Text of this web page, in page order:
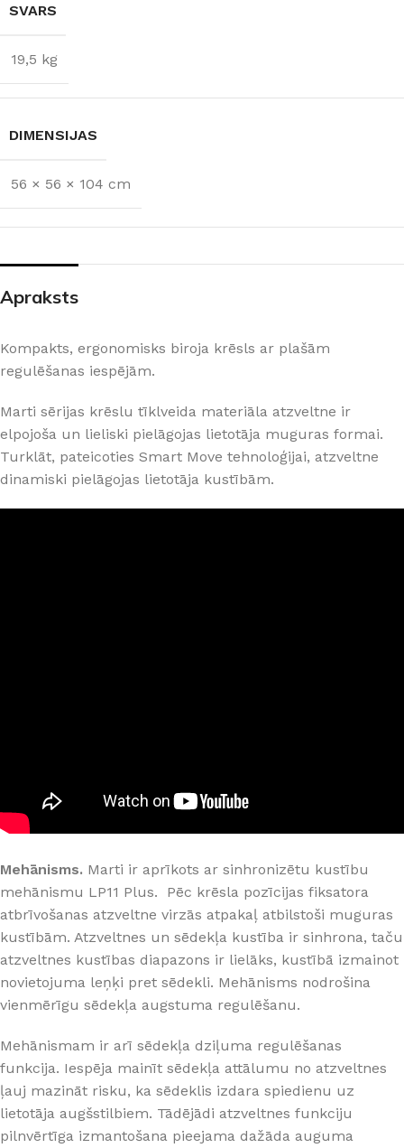
SVARS
19,5 kg
DIMENSIJAS
56 × 56 × 104 cm
Apraksts
Kompakts, ergonomisks biroja krēsls ar plašām
regulēšanas iespējām.
Marti sērijas krēslu tīklveida materiāla atzveltne ir
elpojoša un lieliski pielāgojas lietotāja muguras formai.
Turklāt, pateicoties Smart Move tehnoloģijai, atzveltne
dinamiski pielāgojas lietotāja kustībām.
Mehānisms. Marti ir aprīkots ar sinhronizētu kustību
mehānismu LP11 Plus. Pēc krēsla pozīcijas fiksatora
atbrīvošanas atzveltne virzās atpakaļ atbilstoši muguras
kustībām. Atzveltnes un sēdekļa kustība ir sinhrona, taču
atzveltnes kustības diapazons ir lielāks, kustībā izmainot
novietojuma leņķi pret sēdekli. Mehānisms nodrošina
vienmērīgu sēdekļa augstuma regulēšanu.
Mehānismam ir arī sēdekļa dziļuma regulēšanas
funkcija. Iespēja mainīt sēdekļa attālumu no atzveltnes
ļauj mazināt risku, ka sēdeklis izdara spiedienu uz
lietotāja augšstilbiem. Tādējādi atzveltnes funkciju
pilnvērtīga izmantošana pieejama dažāda auguma